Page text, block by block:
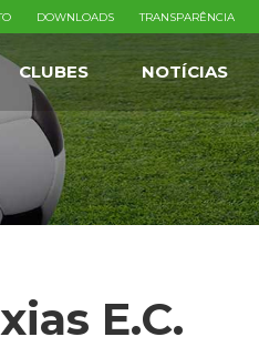
DOWNLOADS TRANSPARÊNCIA
CLUBES NOTÍCIAS
E.C.